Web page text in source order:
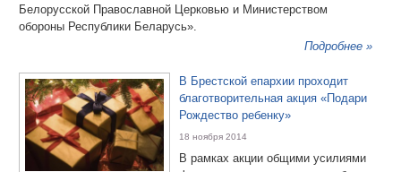
Белорусской Православной Церковью и Министерством
обороны Республики Беларусь».
Подробнее »
В Брестской епархии проходит
благотворительная акция «Подари
Рождество ребенку»
18 ноября 2014
В рамках акции общими усилиями